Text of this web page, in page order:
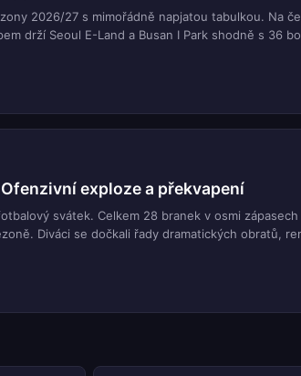
2026/27 s mimořádně napjatou tabulkou. Na
drží Seoul E-Land a Busan I Park shodně s 36
exploze a překvapení
svátek. Celkem 28 branek v osmi
Diváci se dočkali řady dramatických obratů,